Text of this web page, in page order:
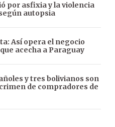
por asfixia y la violencia
autopsia
Así opera el negocio
acecha a Paraguay
y tres bolivianos son
de compradores de